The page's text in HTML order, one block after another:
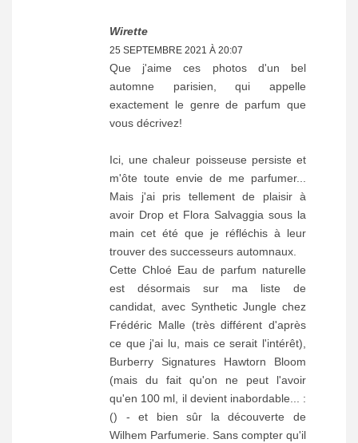
Wirette
25 SEPTEMBRE 2021 À 20:07
Que j'aime ces photos d'un bel
automne parisien, qui appelle
exactement le genre de parfum que
vous décrivez!
Ici, une chaleur poisseuse persiste et
m'ôte toute envie de me parfumer...
Mais j'ai pris tellement de plaisir à
avoir Drop et Flora Salvaggia sous la
main cet été que je réfléchis à leur
trouver des successeurs automnaux.
Cette Chloé Eau de parfum naturelle
est désormais sur ma liste de
candidat, avec Synthetic Jungle chez
Frédéric Malle (très différent d'après
ce que j'ai lu, mais ce serait l'intérêt),
Burberry Signatures Hawtorn Bloom
(mais du fait qu'on ne peut l'avoir
qu'en 100 ml, il devient inabordable... :
() - et bien sûr la découverte de
Wilhem Parfumerie. Sans compter qu'il